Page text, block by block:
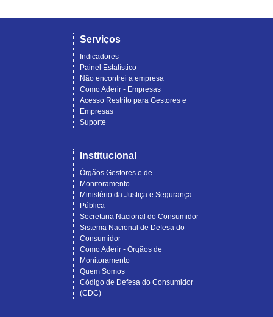
Serviços
Indicadores
Painel Estatístico
Não encontrei a empresa
Como Aderir - Empresas
Acesso Restrito para Gestores e
Empresas
Suporte
Institucional
Órgãos Gestores e de
Monitoramento
Ministério da Justiça e Segurança
Pública
Secretaria Nacional do Consumidor
Sistema Nacional de Defesa do
Consumidor
Como Aderir - Órgãos de
Monitoramento
Quem Somos
Código de Defesa do Consumidor
(CDC)